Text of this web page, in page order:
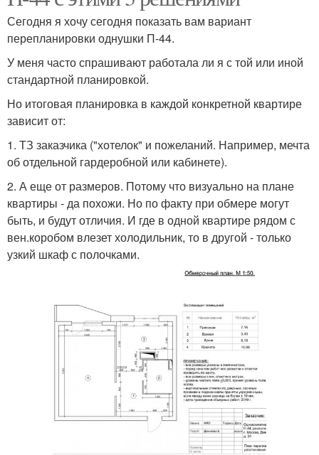
Сегодня я хочу сегодня показать вам вариант
перепланировки однушки П-44.
У меня часто спрашивают работала ли я с той или иной
стандартной планировкой.
Но итоговая планировка в каждой конкретной квартире
зависит от:
1. ТЗ заказчика ("хотелок" и пожеланий. Например, мечта
об отдельной гардеробной или кабинете).
2. А еще от размеров. Потому что визуально на плане
квартиры - да похожи. Но по факту при обмере могут
быть, и будут отличия. И где в одной квартире рядом с
вен.коробом влезет холодильник, то в другой - только
узкий шкаф с полочками.